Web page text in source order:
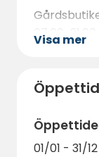
07.00-
Ta med
av de
Visa mer
01/01 - 31/12